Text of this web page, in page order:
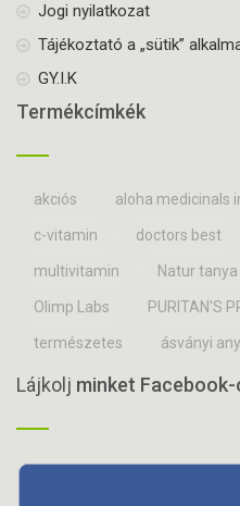
Jogi nyilatkozat
Tájékoztató a „sütik”
GY.I.K
Termékcímkék
akciós aloha medicinals
c-vitamin doctors best
multivitamin Natur tanya
Olimp Labs PURITAN'S
természetes ásványi
Lájkolj minket Facebook-